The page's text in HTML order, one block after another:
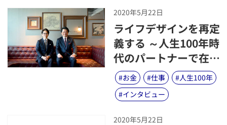
2020年5月22日
​ライフデザインを再定
義する ～人生100年時
代のパートナーで在り
続けるために～
#お金 #仕事 #人生100年
#インタビュー
2020年5月22日